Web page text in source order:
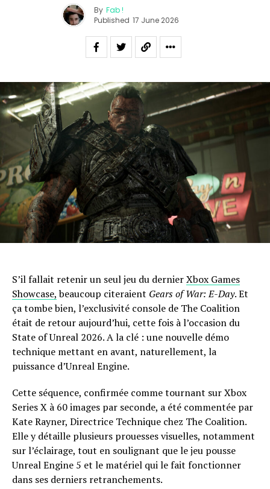
By Fab !
Published 17 June 2026
S’il fallait retenir un seul jeu du dernierXbox Games
Showcase,beaucoup citeraient Gears of War: E-Day. Et
ça tombe bien, l’exclusivité console de The Coalition
était de retour aujourd’hui, cette fois à l’occasion du
State of Unreal 2026. A la clé : une nouvelle démo
technique mettant en avant, naturellement, la
puissance d’Unreal Engine.
Cette séquence, confirmée comme tournant sur Xbox
Series X à 60 images par seconde, a été commentée par
Kate Rayner, Directrice Technique chez The Coalition.
Elle y détaille plusieurs prouesses visuelles, notamment
sur l’éclairage, tout en soulignant que le jeu pousse
Unreal Engine 5 et le matériel qui le fait fonctionner
dans ses derniers retranchements.